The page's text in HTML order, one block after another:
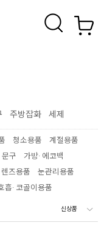
주방잡화 세제
청소용품
계절용품
문구
가방· 에코백
렌즈용품
눈관리용품
흡· 코골이용품